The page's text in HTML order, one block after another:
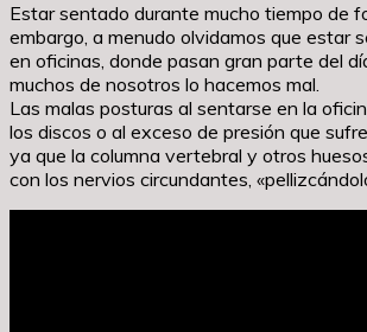
Estar sentado durante mucho tiempo de
embargo, a menudo olvidamos que estar
en oficinas, donde pasan gran parte del
muchos de nosotros lo hacemos mal.
Las malas posturas al sentarse en la
los discos o al exceso de presión que
ya que la columna vertebral y otros
con los nervios circundantes,